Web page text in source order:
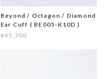
Beyond / Octagon / Diamond
Ear Cuff ( BE005-K10D )
¥95,700